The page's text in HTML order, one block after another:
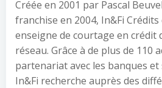
Créée en 2001 par Pascal
franchise en 2004, In&Fi
enseigne de courtage en crédit
réseau. Grâce à de plus de 110
partenariat avec les banques et
In&Fi recherche auprès des